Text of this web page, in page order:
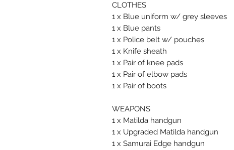
CLOTHES
1 x Blue uniform w/ grey sleeves
1 x Blue pants
1 x Police belt w/ pouches
1 x Knife sheath
1 x Pair of knee pads
1 x Pair of elbow pads
1 x Pair of boots
WEAPONS
1 x Matilda handgun
1 x Upgraded Matilda handgun
1 x Samurai Edge handgun